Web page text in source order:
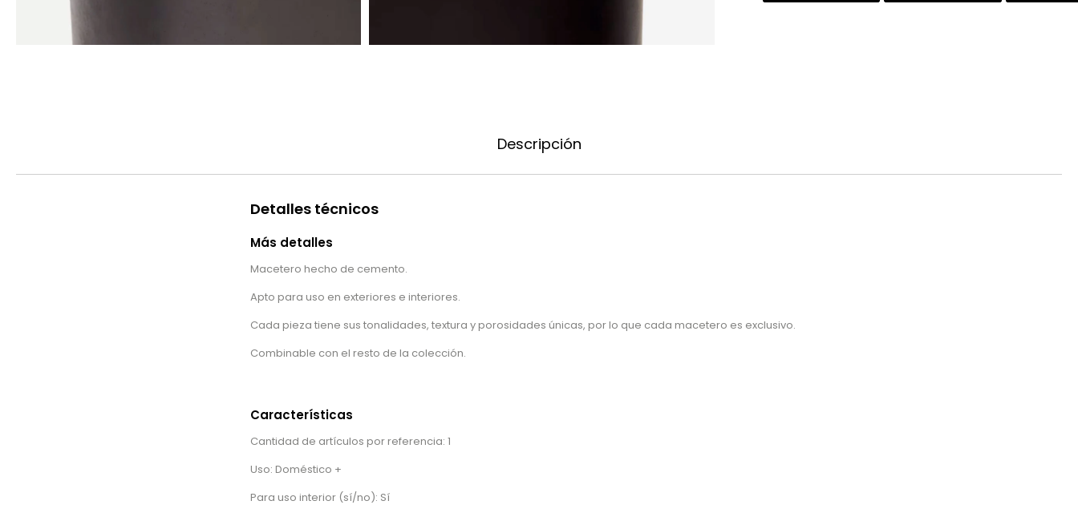
Descripción
Detalles técnicos
Más detalles
Macetero hecho de cemento.
Apto para uso en exteriores e interiores.
Cada pieza tiene sus tonalidades, textura y porosidades únicas, por lo que cada macetero es exclusivo.
Combinable con el resto de la colección.
Características
Cantidad de artículos por referencia: 1
Uso: Doméstico +
Para uso interior (sí/no): Sí